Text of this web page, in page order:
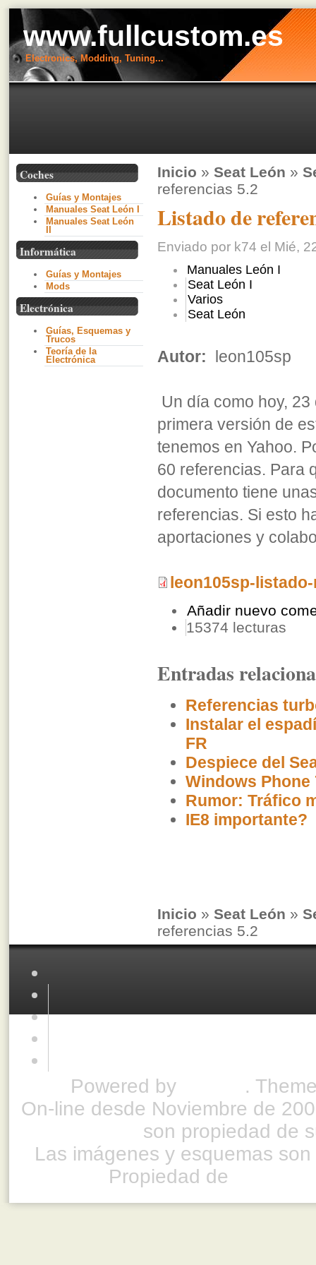
www.fullcustom.es
Electronics, Modding, Tuning...
Coches
Guías y Montajes
Manuales Seat León I
Manuales Seat León
Informática
Guías y Montajes
Mods
Electrónica
Guías, Esquemas y
Trucos
Teoría de la
Electrónica
Inicio » Seat León »
referencias 5.2
Listado de
Enviado por k74 el Mié,
Manuales León I
Seat León I
Varios
Seat León
Autor: leon105sp
Un día como hoy,
primera versión de
tenemos en Yahoo.
60 referencias. Para
documento tiene
referencias. Si esto
aportaciones y
leon105sp-
Añadir nuevo
15374 lecturas
Entradas
Referencias
Instalar el
FR
Despiece del
Windows Phone
Rumor: Tráfico
IE8 importante?
Inicio » Seat León »
referencias 5.2
Powered by
.
On-line desde Noviembre de
son propiedad de
Las imágenes y esquemas
Propiedad de